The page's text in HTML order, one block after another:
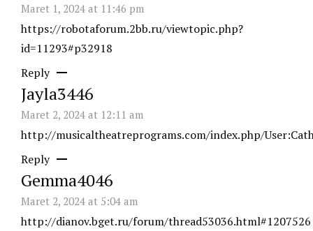
Maret 1, 2024 at 11:46 pm
https://robotaforum.2bb.ru/viewtopic.php?
id=11293#p32918
Reply
Jayla3446
Maret 2, 2024 at 12:11 am
http://musicaltheatreprograms.com/index.php/
Reply
Gemma4046
Maret 2, 2024 at 5:04 am
http://dianov.bget.ru/forum/thread53036.html#1207526